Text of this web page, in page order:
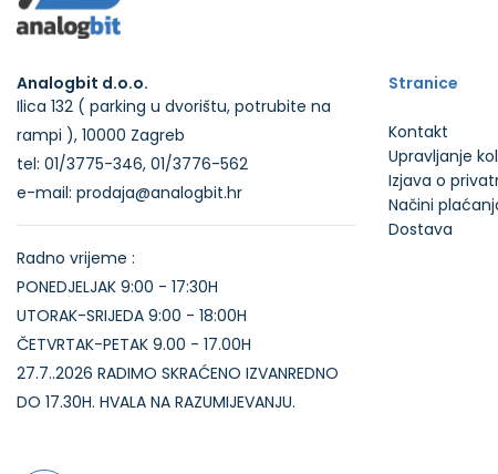
Analogbit d.o.o.
Ilica 132 ( parking u dvorištu, potrubite na
rampi ), 10000 Zagreb
tel: 01/3775-346, 01/3776-562
e-mail: prodaja@analogbit.hr
Radno vrijeme :
PONEDJELJAK 9:00 - 17:30H
UTORAK-SRIJEDA 9:00 - 18:00H
ČETVRTAK-PETAK 9.00 - 17.00H
27.7..2026 RADIMO SKRAĆENO IZVANREDNO
DO 17.30H. HVALA NA RAZUMIJEVANJU.
Stranice
Kontakt
Upravljanje
Izjava o
Načini
Dostava